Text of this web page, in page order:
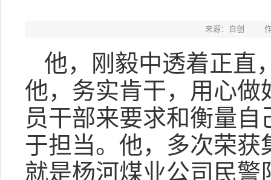
来源：自创
他，刚毅中透着正直
他，务实肯干，用心
员干部来要求和衡量
于担当。他，多次荣
就是杨河煤业公司民